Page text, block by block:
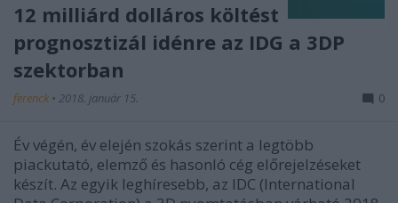
12 milliárd dolláros költést
prognosztizál idénre az IDG a 3DP
szektorban
ferenck • 2018. január 15. 0
Év végén, év elején szokás szerint a legtöbb
piackutató, elemző és hasonló cég előrejelzéseket
készít. Az egyik leghíresebb, az IDC (International